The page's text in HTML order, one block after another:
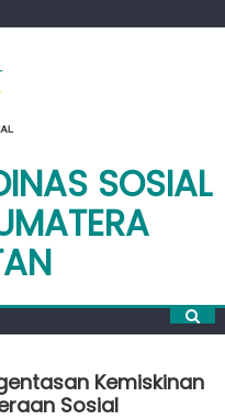
SOSIAL
Kemiskinan
Sosial